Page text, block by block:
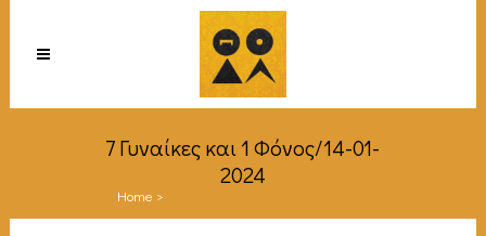
7 Γυναίκες και 1 Φόνος/14-01-
2024
Home >